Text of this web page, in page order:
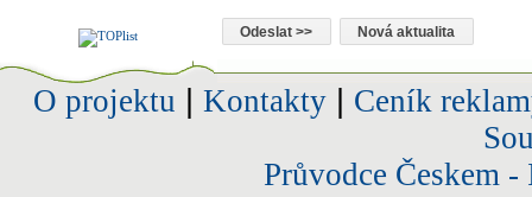
O projektu Kontakty| Ceník
Průvodce Českem